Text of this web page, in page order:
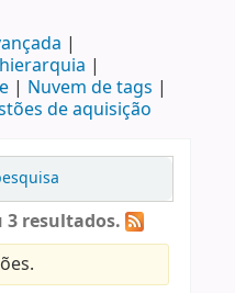
Nuvem de tags
de aquisição
3 resultados.